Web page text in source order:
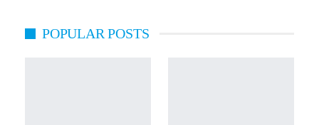
POPULAR POSTS